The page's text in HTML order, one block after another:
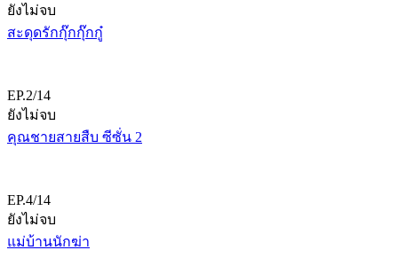
ยังไม่จบ
สะดุดรักกุ๊กกุ๊กกู๋
EP.2/14
ยังไม่จบ
คุณชายสายสืบ ซีซั่น 2
EP.4/14
ยังไม่จบ
แม่บ้านนักฆ่า